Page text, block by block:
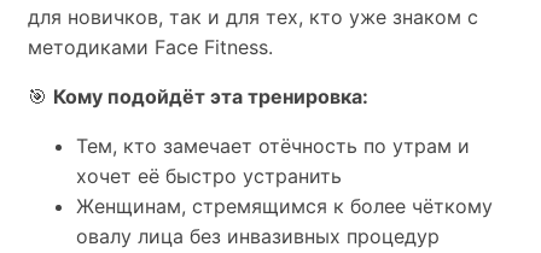
для новичков, так и для тех, кто уже знаком с
методиками Face Fitness.
🎯 Кому подойдёт эта тренировка:
Тем, кто замечает отёчность по утрам и
хочет её быстро устранить
Женщинам, стремящимся к более чёткому
овалу лица без инвазивных процедур